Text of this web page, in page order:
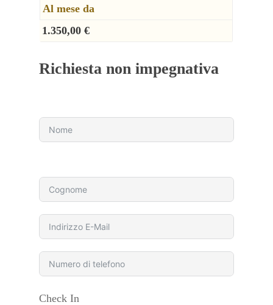
Al mese da
1.350,00 €
Richiesta non impegnativa
Check In